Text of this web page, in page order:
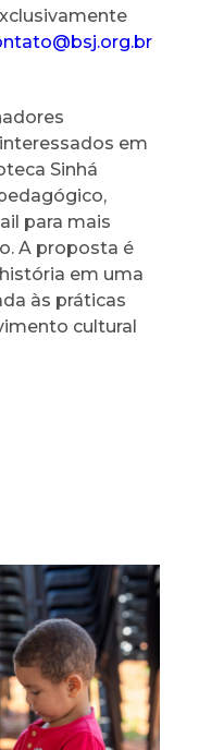
em
Sinhá
para mais
A proposta é
em uma
às práticas
cultural